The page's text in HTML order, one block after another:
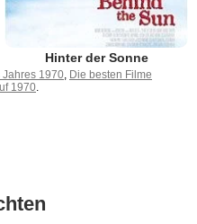
Hinter der Sonne
Jahres 1970 Die besten Filme
1970